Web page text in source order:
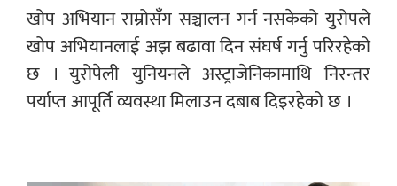
खोप अभियान राम्रोसँग सञ्चालन गर्न नसकेको युरोपले
खोप अभियानलाई अझ बढावा दिन संघर्ष गर्नु परिरहेको
छ । युरोपेली युनियनले अस्ट्राजेनिकामाथि निरन्तर
पर्याप्त आपूर्ति व्यवस्था मिलाउन दबाब दिइरहेको छ ।